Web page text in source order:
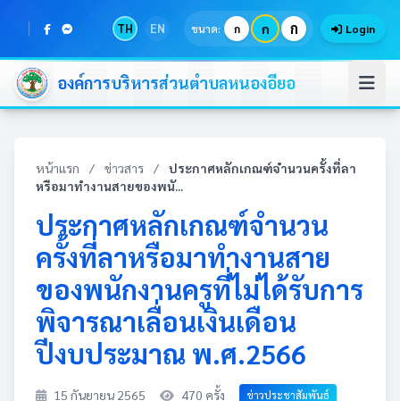
TH EN ขนาด: ก ก ก Login
องค์การบริหารส่วนตำบลหนองอียอ
หน้าแรก / ข่าวสาร /
ประกาศหลักเกณฑ์จำนวนครั้งที่ลา
หรือมาทำงานสายของพนั...
ประกาศหลักเกณฑ์จำนวน
ครั้งที่ลาหรือมาทำงานสาย
ของพนักงานครูที่ไม่ได้รับการ
พิจารณาเลื่อนเงินเดือน
ปีงบประมาณ พ.ศ.2566
15 กันยายน 2565 470 ครั้ง ข่าวประชาสัมพันธ์